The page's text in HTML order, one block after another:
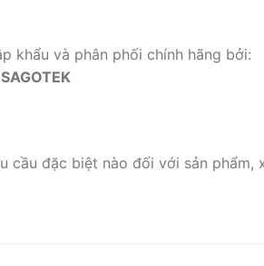
khẩu và phân phối chính hãng bởi:
cầu đặc biệt nào đối với sản phẩm,